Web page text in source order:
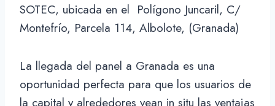
SOTEC, ubicada en el Polígono Juncaril, C/
Montefrío, Parcela 114, Albolote, (Granada)
La llegada del panel a Granada es una
oportunidad perfecta para que los usuarios de
la capital y alrededores vean in situ las ventajas